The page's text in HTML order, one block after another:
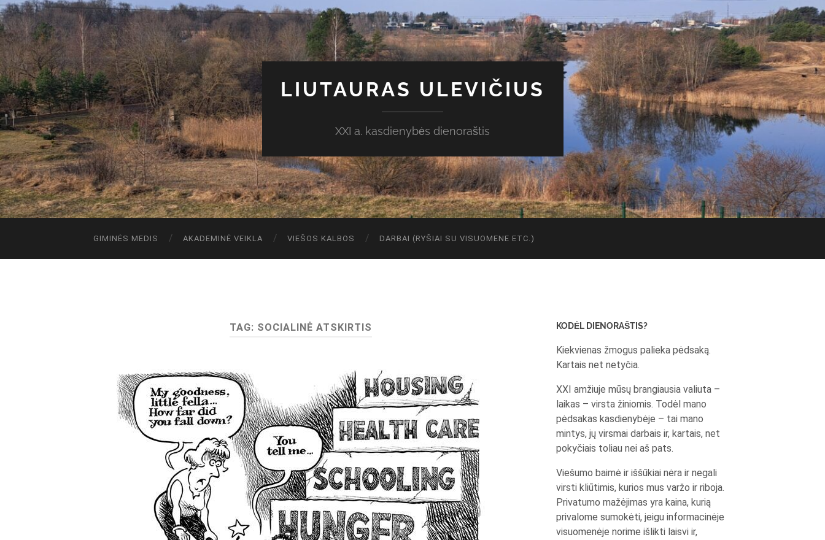
LIUTAURAS ULEVIČIUS
XXI a. kasdienybės dienoraštis
GIMINĖS MEDIS AKADEMINĖ VEIKLA VIEŠOS KALBOS DARBAI (RYŠIAI SU VISUOMENE ETC.)
TAG: SOCIALINĖ ATSKIRTIS KODĖL DIENORAŠTIS?
Kiekvienas žmogus palieka pėdsaką.
Kartais net netyčia.
XXI amžiuje mūsų brangiausia valiuta –
laikas – virsta žiniomis. Todėl mano
pėdsakas kasdienybėje – tai mano
mintys, jų virsmai darbais ir, kartais, net
pokyčiais toliau nei aš pats.
Viešumo baimė ir iššūkiai nėra ir negali
virsti kliūtimis, kurios mus varžo ir riboja.
Privatumo mažėjimas yra kaina, kurią
privalome sumokėti, jeigu informacinėje
visuomenėje norime išlikti laisvi ir,